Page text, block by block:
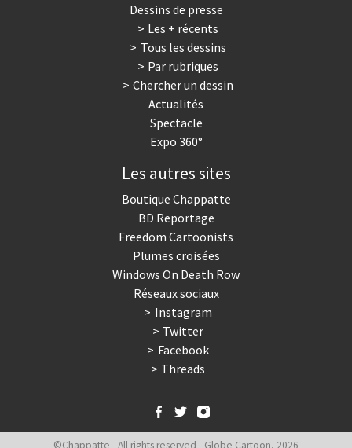
Dessins de presse
Les + récents
Tous les dessins
Par rubriques
Chercher un dessin
Actualités
Spectacle
Expo 360°
Les autres sites
Boutique Chappatte
BD Reportage
Freedom Cartoonists
Plumes croisées
Windows On Death Row
Réseaux sociaux
Instagram
Twitter
Facebook
Threads
©Chappatte - All rights reserved - Globe Cartoon, 2026